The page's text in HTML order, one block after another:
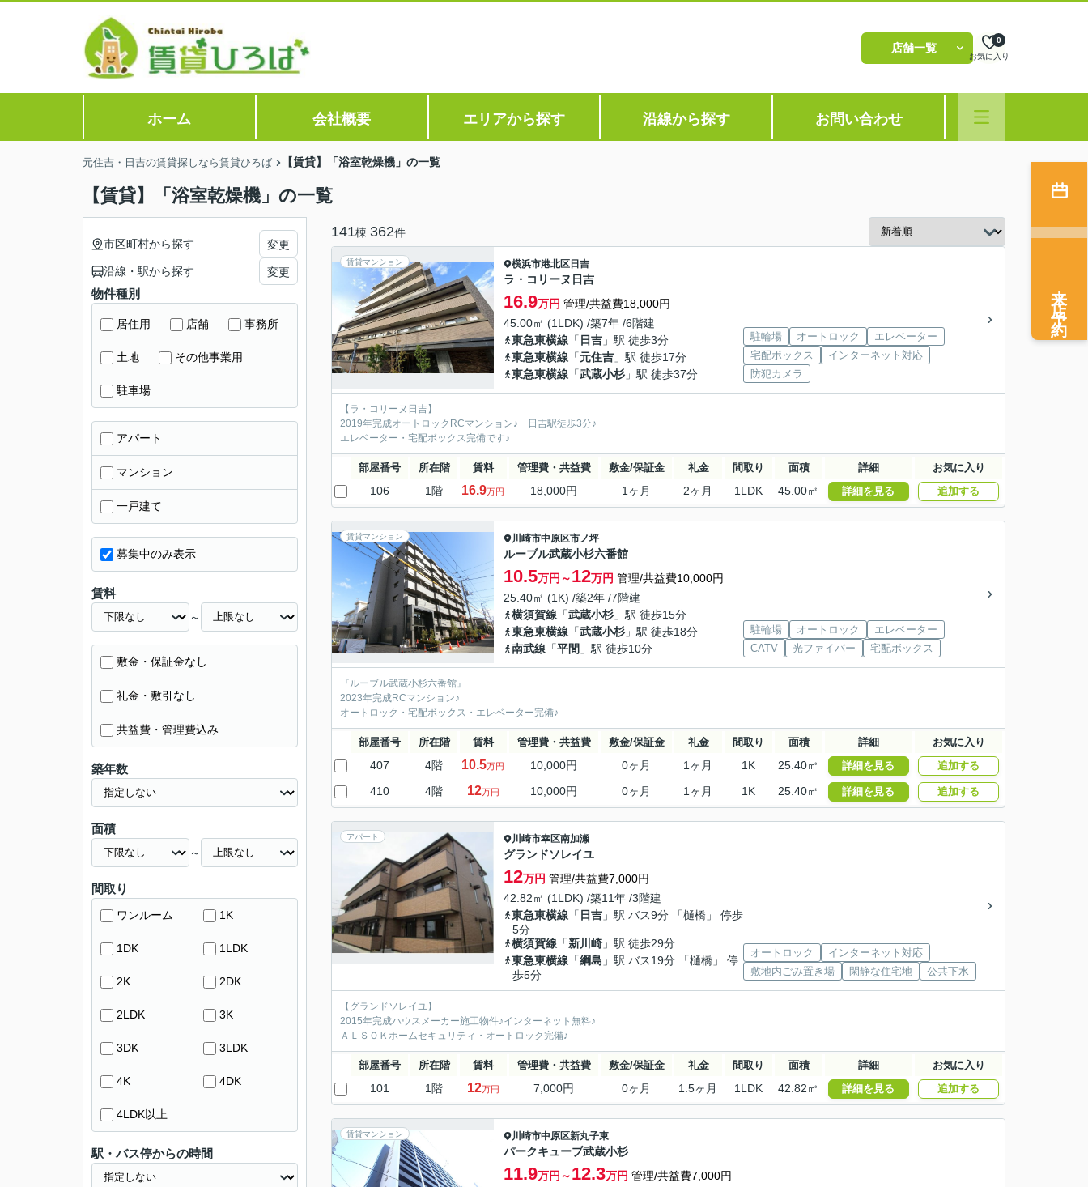
店舗一覧
お気に入り
0
ホーム 会社概要 エリアから探す 沿線から探す お問い合わせ
元住吉・日吉の賃貸探しなら賃貸ひろば 【賃貸】「浴室乾燥機」の一覧
【賃貸】「浴室乾燥機」の一覧
141棟 362件
賃貸マンション 横浜市港北区 日吉
ラ・コリーヌ日吉
16.9万円 管理/共益費18,000円
45.00㎡ (1LDK) /築7年 /6階建
東急東横線 「 日吉 」駅 徒歩3分
東急東横線 「元住吉 」駅 徒歩17分
東急東横線 「武蔵小杉 」駅 徒歩37分
駐輪場 オートロック
エレベーター
宅配ボックス
インターネット対応
防犯カメラ
【ラ・コリーヌ日吉】
2019年完成オートロックRCマンション♪ 日吉駅徒歩3分♪
エレベーター・宅配ボックス完備です♪
部屋番号 所在階 賃料 管理費・共益費 敷金/保証金 礼金 間取り 面積 詳細 お気に入り
106 1階 16.9万円 18,000円 1ヶ月 2ヶ月 1LDK 45.00㎡ 詳細を見る 追加する
賃貸マンション 川崎市中原区市ノ坪
ルーブル武蔵小杉六番館
10.5万円～12万円 管理/共益費10,000円
25.40㎡ (1K) /築2年 /7階建
横須賀線 「武蔵小杉 」駅 徒歩15分
東急東横線 「武蔵小杉 」駅 徒歩18分
南武線 「平間 」駅 徒歩10分
駐輪場 オートロック
エレベーター
CATV
光ファイバー 宅配ボックス
『ルーブル武蔵小杉六番館』
2023年完成RCマンション♪
オートロック・宅配ボックス・エレベーター完備♪
部屋番号 所在階 賃料 管理費・共益費 敷金/保証金 礼金 間取り 面積 詳細 お気に入り
407 4階 10.5万円 10,000円 0ヶ月 1ヶ月 1K 25.40㎡ 詳細を見る 追加する
410 4階 12万円 10,000円 0ヶ月 1ヶ月 1K 25.40㎡ 詳細を見る 追加する
アパート 川崎市幸区南加瀬
グランドソレイユ
12万円 管理/共益費7,000円
42.82㎡ (1LDK) /築11年 /3階建
東急東横線 「 日吉 」駅 バス9分 「樋橋」 停歩
5分
横須賀線 「新川崎 」駅 徒歩29分
東急東横線 「綱島 」駅 バス19分 「樋橋」 停
歩5分
オートロック
インターネット対応
敷地内ごみ置き場
閑静な住宅地 公共下水
【グランドソレイユ】
2015年完成ハウスメーカー施工物件♪インターネット無料♪
ＡＬＳＯＫホームセキュリティ・オートロック完備♪
部屋番号 所在階 賃料 管理費・共益費 敷金/保証金 礼金 間取り 面積 詳細 お気に入り
101 1階 12万円 7,000円 0ヶ月 1.5ヶ月 1LDK 42.82㎡ 詳細を見る 追加する
賃貸マンション 川崎市中原区新丸子東
パークキューブ武蔵小杉
11.9万円～12.3万円 管理/共益費7,000円
市区町村から探す 変更
沿線・駅から探す 変更
物件種別
居住用 店舗 事務所
土地 その他事業用
駐車場
アパート
マンション
一戸建て
募集中のみ表示
賃料
～
敷金・保証金なし
礼金・敷引なし
共益費・管理費込み
築年数
面積
～
間取り
ワンルーム 1K
1DK 1LDK
2K 2DK
2LDK 3K
3DK 3LDK
4K 4DK
4LDK以上
駅・バス停からの時間
来店予約